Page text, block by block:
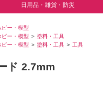
日用品・雑貨・防災
ビー・模型
ビー・模型
塗料・工具
ビー・模型 塗料・工具 工具
ド 2.7mm